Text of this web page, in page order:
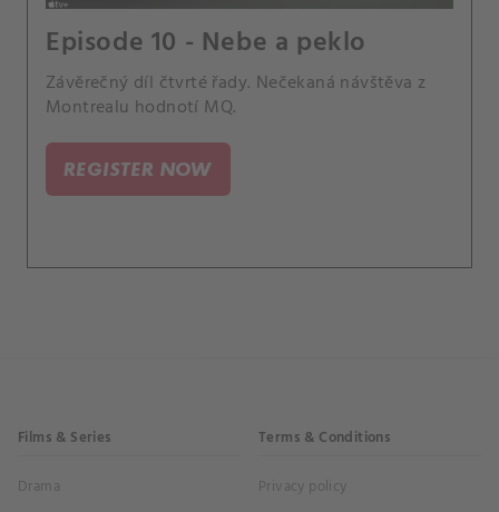
Episode 10 - Nebe a peklo
Závěrečný díl čtvrté řady. Nečekaná návštěva z
Montrealu hodnotí MQ.
REGISTER NOW
Films & Series
Drama
Terms & Conditions
Privacy policy